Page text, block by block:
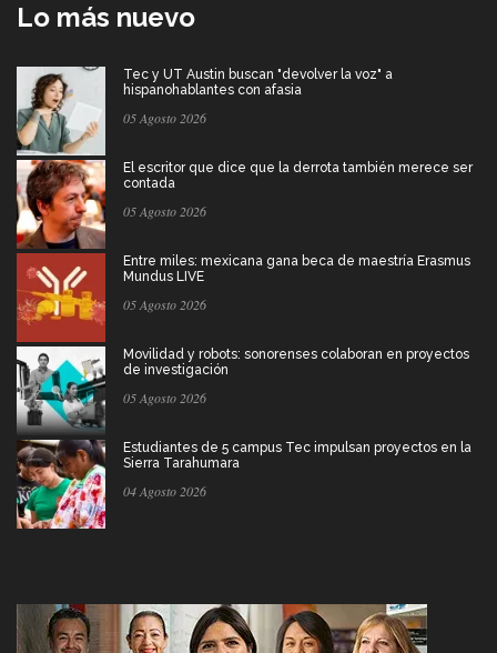
Lo más nuevo
Tec y UT Austin buscan "devolver la voz" a
hispanohablantes con afasia
05 Agosto 2026
El escritor que dice que la derrota también merece ser
contada
05 Agosto 2026
Entre miles: mexicana gana beca de maestría Erasmus
Mundus LIVE
05 Agosto 2026
Movilidad y robots: sonorenses colaboran en proyectos
de investigación
05 Agosto 2026
Estudiantes de 5 campus Tec impulsan proyectos en la
Sierra Tarahumara
04 Agosto 2026